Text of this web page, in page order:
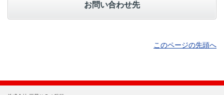
お問い合わせ先
このページの先頭へ